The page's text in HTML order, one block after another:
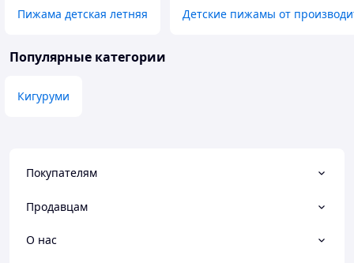
Пижама детская летняя Детские пижамы от
Популярные категории
Кигуруми
Покупателям
Продавцам
О нас